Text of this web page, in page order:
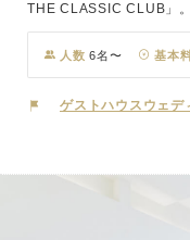
THE CLASSIC CLUB」
陸軍の将校集会所だった
してはもちろん、市民の
を感じながらのガーデン
な表情に。おふたりはも
っと縮めます。歴史を感
ート感覚で贅沢に使いこ
人数 6名〜 基本
ゲストハウスウェ